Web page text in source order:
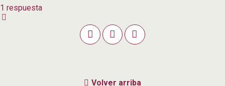
1 respuesta
Volver arriba